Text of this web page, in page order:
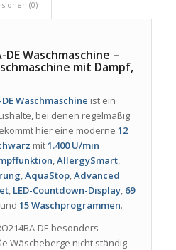
(0)
DE Waschmaschine –
mit Dampf,
DE Waschmaschine ist ein
bei denen regelmäßig
hier eine moderne 12
mit1.400 U/min
AllergySmart,
AquaStop, Advanced
, LED-Countdown-Display, 69
und 15 Waschprogrammen.
DE besonders
Wäscheberge nicht ständig